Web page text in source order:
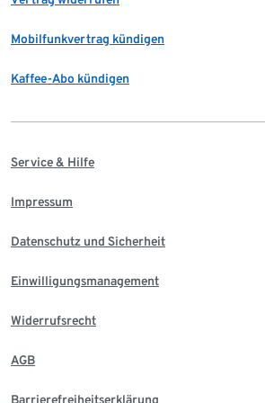
Mobilfunkvertrag kündigen
Kaffee-Abo kündigen
Service & Hilfe
Impressum
Datenschutz und Sicherheit
Einwilligungsmanagement
Widerrufsrecht
AGB
Barrierefreiheitserklärung